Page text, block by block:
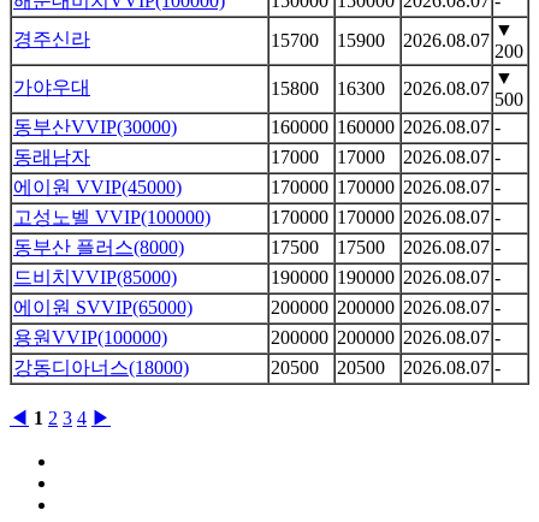
경주신라
15700 15900 2026.08.07
▼
200
가야우대
15800 16300 2026.08.07
▼
500
동부산VVIP(30000)
160000 160000 2026.08.07 -
동래남자
17000 17000 2026.08.07 -
에이원 VVIP(45000)
170000 170000 2026.08.07 -
고성노벨 VVIP(100000)
170000 170000 2026.08.07 -
동부산 플러스(8000)
17500 17500 2026.08.07 -
드비치VVIP(85000)
190000 190000 2026.08.07 -
에이원 SVVIP(65000)
200000 200000 2026.08.07 -
용원VVIP(100000)
200000 200000 2026.08.07 -
강동디아너스(18000)
20500 20500 2026.08.07 -
◀ 1 2 3 4 ▶